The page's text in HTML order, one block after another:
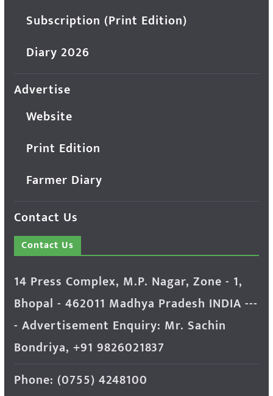
Subscription (Print Edition)
Diary 2026
Advertise
Website
Print Edition
Farmer Diary
Contact Us
Contact Us
14 Press Complex, M.P. Nagar, Zone - 1,
Bhopal - 462011 Madhya Pradesh INDIA ---
- Advertisement Enquiry: Mr. Sachin
Bondriya, +91 9826021837
Phone: (0755) 4248100